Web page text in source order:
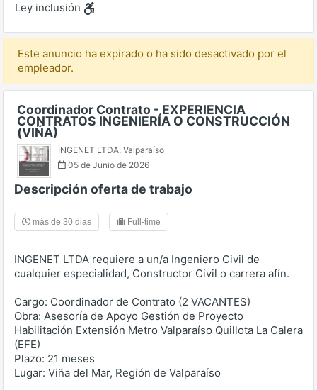
Ley inclusión
Este anuncio ha expirado o ha sido desactivado por el
empleador.
Coordinador Contrato - EXPERIENCIA
CONTRATOS INGENIERÍA O CONSTRUCCIÓN
(VIÑA)
INGENET LTDA, Valparaíso
05 de Junio de 2026
Descripción oferta de trabajo
más de 30 dias Full-time
INGENET LTDA requiere a un/a Ingeniero Civil de
cualquier especialidad, Constructor Civil o carrera afín.
Cargo: Coordinador de Contrato (2 VACANTES)
Obra: Asesoría de Apoyo Gestión de Proyecto
Habilitación Extensión Metro Valparaíso Quillota La Calera
(EFE)
Plazo: 21 meses
Lugar: Viña del Mar, Región de Valparaíso